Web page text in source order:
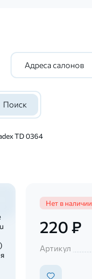
Адреса салонов
Поиск
TD 0364
Нет в наличии
220 ₽
Артикул